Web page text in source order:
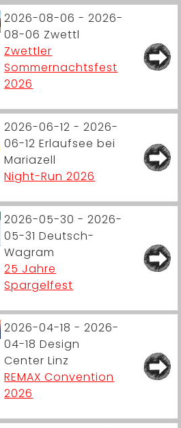
2026-08-06 - 2026-
08-06 Zwettl
Zwettler
Sommernachtsfest
2026
2026-06-12 - 2026-
06-12 Erlaufsee bei
Mariazell
Night-Run 2026
2026-05-30 - 2026-
05-31 Deutsch-
Wagram
25 Jahre
Spargelfest
2026-04-18 - 2026-
04-18 Design
Center Linz
REMAX Convention
2026